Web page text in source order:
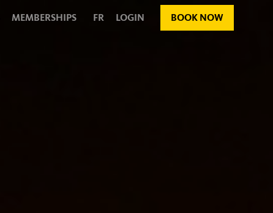
MEMBERSHIPS FR LOGIN BOOK NOW